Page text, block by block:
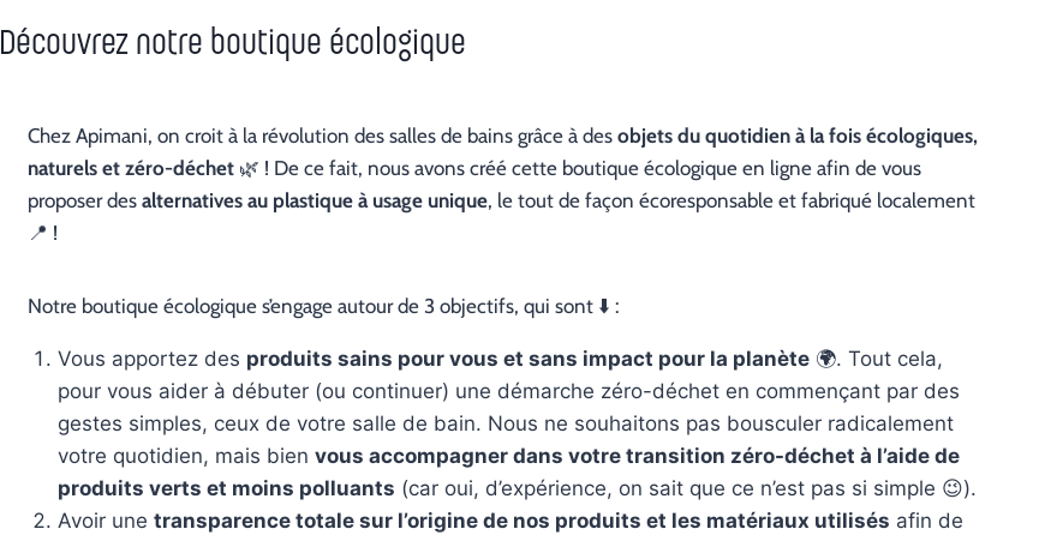
Découvrez notre boutique écologique
Chez Apimani, on croit à la révolution des salles de bains grâce à des objets du quotidien à la fois écologiques,
naturels et zéro-déchet🌿 ! De ce fait, nous avons créé cette boutique écologique en ligne afin de vous
proposer des alternatives au plastique à usage unique, le tout de façon écoresponsable et fabriqué localement
📍 !
Notre boutique écologique s’engage autour de 3 objectifs, qui sont ⬇️ :
Vous apportez des produits sains pour vous et sans impact pour la planète 🌍. Tout cela,
pour vous aider à débuter (ou continuer) une démarche zéro-déchet en commençant par des
gestes simples, ceux de votre salle de bain. Nous ne souhaitons pas bousculer radicalement
votre quotidien, mais bienvous accompagner dans votre transition zéro-déchet à l’aide de
produits verts et moins polluants (car oui, d’expérience, on sait que ce n’est pas si simple 😉).
Avoir unetransparence totale sur l’origine de nos produits et les matériaux utilisés afin de